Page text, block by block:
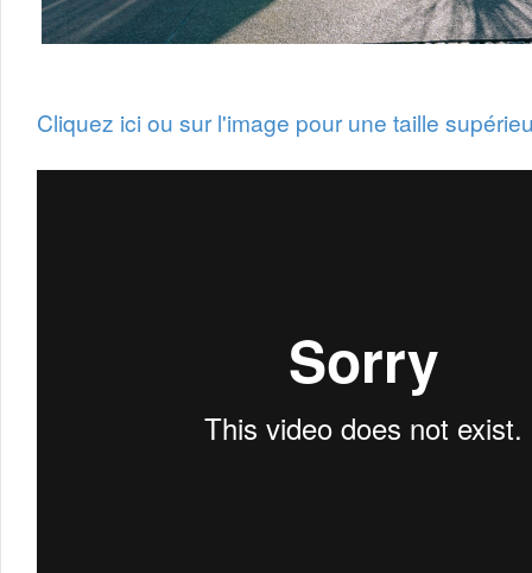
Cliquez ici ou sur l'image pour une taille